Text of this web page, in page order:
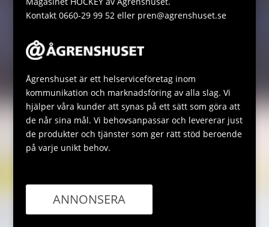
Kontakt 0660-29 99 52 eller pren@agrenshuset.se
Ågrenshuset är ett helserviceföretag inom
kommunikation och marknadsföring av alla slag. Vi
hjälper våra kunder att synas på ett sätt som göra att
de når sina mål. Vi behovsanpassar och levererar just
de produkter och tjänster som ger rätt stöd beroende
på varje unikt behov.
ANNONSERA